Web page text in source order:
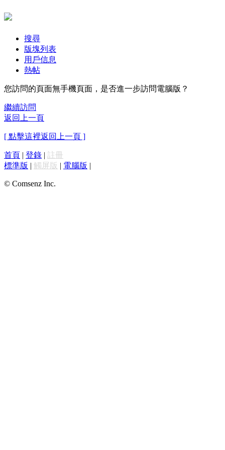
搜尋
版塊列表
用戶信息
熱帖
您訪問的頁面無手機頁面，是否進一步訪問電腦版？
繼續訪問
返回上一頁
[ 點擊這裡返回上一頁 ]
首頁 | 登錄 | 註冊
標準版 | 觸屏版 | 電腦版 |
© Comsenz Inc.